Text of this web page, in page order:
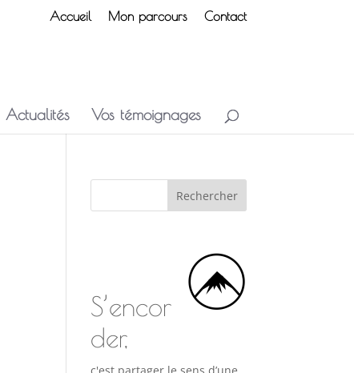
Accueil Mon parcours Contact
Actualités Vos témoignages
S’encor
der,